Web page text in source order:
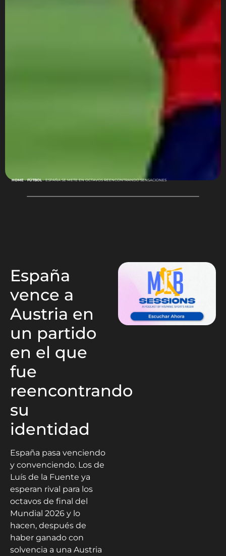
HOME-FÚTBOL-ESPAÑA SE METE EN OCTAVOS REENCONTRANDO SENSACIONES
España
vence a
Austria en
un partido
en el que
fue
reencontrando
su
identidad
España pasa venciendo
y convenciendo. Los de
Luís de la Fuente ya
esperan rival para los
octavos de final del
Mundial 2026 y lo
hacen, después de
haber ganado con
solvencia a una Austria